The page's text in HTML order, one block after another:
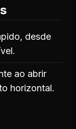
desde
ao abrir
horizontal.